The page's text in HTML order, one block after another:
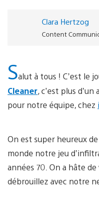
Clara Hertzog
Content
Salut à tous ! C’est le
Cleaner, c’est plus
pour notre équipe, chez
On est super heureux
monde notre jeu
années 70. On a hâte
débrouillez avec notre